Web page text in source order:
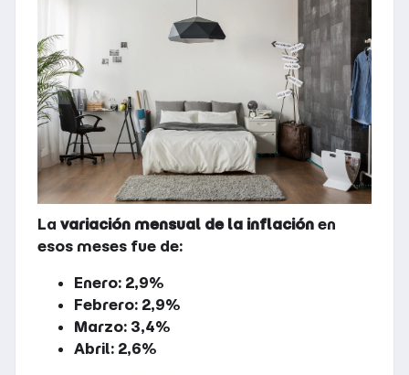
La variación mensual de la inflación en
esos meses fue de:
Enero: 2,9%
Febrero: 2,9%
Marzo: 3,4%
Abril: 2,6%